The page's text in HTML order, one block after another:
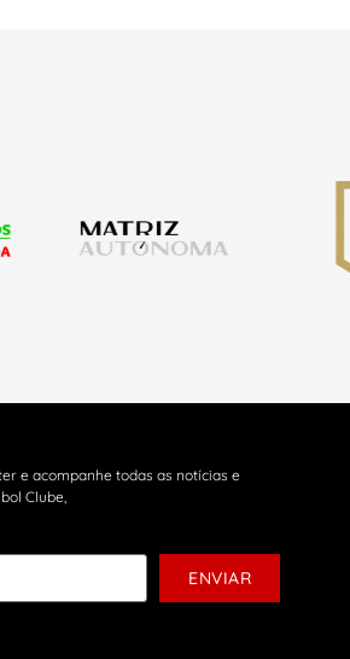
e acompanhe todas as notícias e
Clube,
ENVIAR